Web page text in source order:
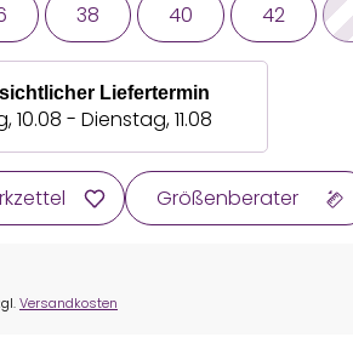
38 40 42
Liefertermin
10.08 - Dienstag, 11.08
Größenberater
Versandkosten